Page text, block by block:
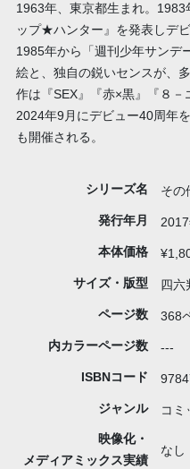
1963年、東京都生まれ。
ップ★ハンター』を発表しデビ
1985年から「週刊少年サンデ
絵と、独自の鋭いセンスが、
作は『SEX』『赤×黒』『８－
2024年9月にデビュー40周年
も開催される。
シリーズ名 その
発行年月
本体価格
サイズ・版型 四六
ページ数 368
内カラーページ数 ---
ISBNコード
ジャンル コミ
映像化・
メディアミックス実績
なし